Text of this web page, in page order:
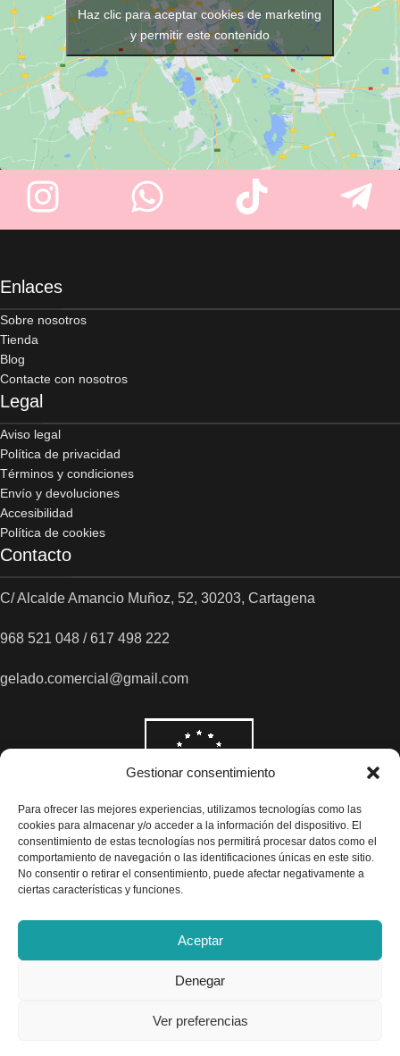
Gestionar consentimiento
Para ofrecer las mejores experiencias, utilizamos tecnologías como las
cookies para almacenar y/o acceder a la información del dispositivo. El
consentimiento de estas tecnologías nos permitirá procesar datos como el
comportamiento de navegación o las identificaciones únicas en este sitio.
No consentir o retirar el consentimiento, puede afectar negativamente a
ciertas características y funciones.
Aceptar
Denegar
Ver preferencias
de limpiar.
Haz clic para aceptar cookies de marketing
y permitir este contenido
Enlaces
Sobre nosotros
Tienda
Blog
Contacte con nosotros
Legal
Aviso legal
Política de privacidad
Términos y condiciones
Envío y devoluciones
Accesibilidad
Política de cookies
Contacto
C/ Alcalde Amancio Muñoz, 52, 30203, Cartagena
968 521 048 / 617 498 222
gelado.comercial@gmail.com